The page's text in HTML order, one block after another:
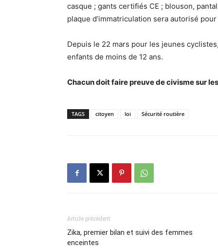
casque ; gants certifiés CE ; blouson,
plaque d’immatriculation sera autorisé
Depuis le 22 mars pour les jeunes
enfants de moins de 12 ans.
Chacun doit faire preuve de civisme sur
TAGS citoyen loi Sécurité routière
Article précédent
Zika, premier bilan et suivi des femmes
enceintes